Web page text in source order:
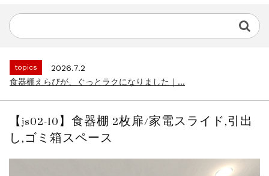
食器棚えらびが、ぐっとラクになりました｜...
news
2026.8.6
topics
2026.7.2
食器棚えらびが、ぐっとラクになりました｜...
topics
2026.7.2
食器棚えらびが、ぐっとラクになりました｜...
【js02-10】食器棚 2枚扉/家電スライド,引出
し,ゴミ箱スペース